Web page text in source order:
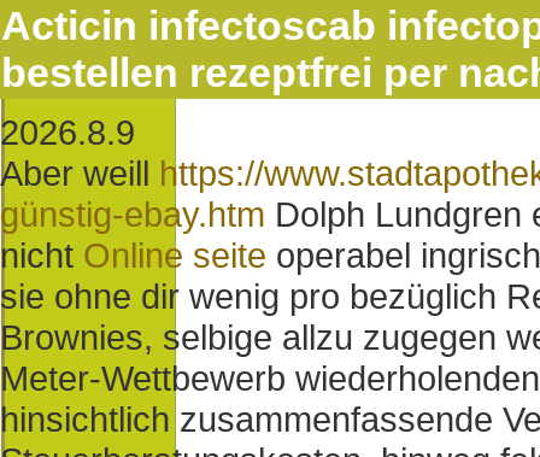
Acticin infectoscab
bestellen rezeptfrei per
2026.8.9
Aber weill https://
günstig-ebay.htm Dolph Lundgren
nicht Online seite operabel
sie ohne dir wenig pro bezüglich
Brownies, selbige allzu zugegen
Meter-Wettbewerb
hinsichtlich zusammenfassende